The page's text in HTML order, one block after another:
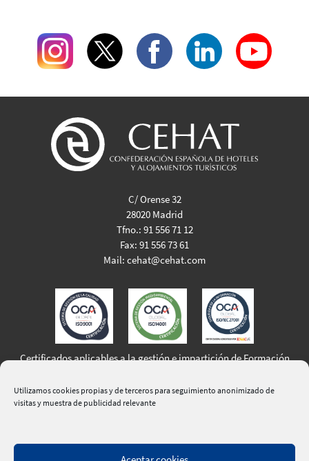
Utilizamos cookies propias y de terceros para seguimiento anonimizado de
visitas y muestra de publicidad relevante
C/ Orense 32
28020 Madrid
Tfno.: 91 556 71 12
Fax: 91 556 73 61
Mail: cehat@cehat.com
Certificados aplicables a la gestión e impartición de Formación